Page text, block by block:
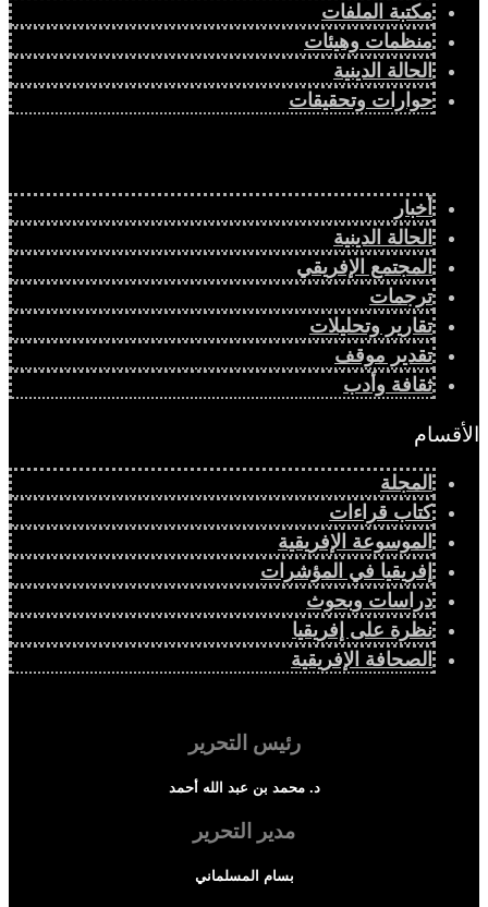
مكتبة الملفات
منظمات وهيئات
الحالة الدينية
حوارات وتحقيقات
أخبار
الحالة الدينية
المجتمع الإفريقي
ترجمات
تقارير وتحليلات
تقدير موقف
ثقافة وأدب
الأقسام
المجلة
كتاب قراءات
الموسوعة الإفريقية
إفريقيا في المؤشرات
دراسات وبحوث
نظرة على إفريقيا
الصحافة الإفريقية
رئيس التحرير
د. محمد بن عبد الله أحمد
مدير التحرير
بسام المسلماني